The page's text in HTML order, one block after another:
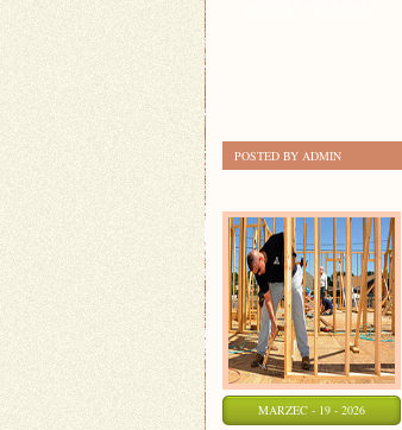
POSTED BY ADMIN
MARZEC - 19 - 2026